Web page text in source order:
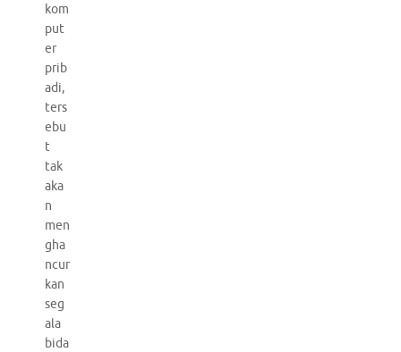
kom
put
er
prib
adi,
ters
ebu
t
tak
aka
n
men
gha
ncur
kan
seg
ala
bida